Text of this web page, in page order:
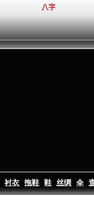
八字
衬衣 拖鞋 鞋 丝绸 伞